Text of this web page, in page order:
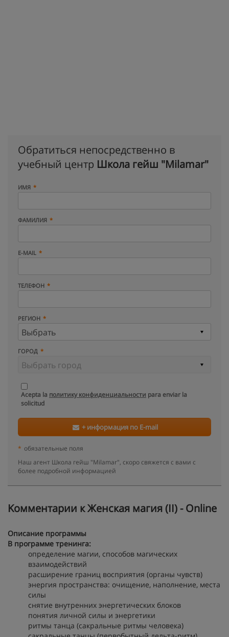
Обратиться непосредственно в
учебный центр Школа гейш "Milamar"
ИМЯ
ФАМИЛИЯ
E-MAIL
ТЕЛЕФОН
РЕГИОН
ГОРОД
Acepta la политику конфиденциальности para enviar la
solicitud
+ информация по E-mail
* обязательные поля
Наш агент Школа гейш "Milamar", скоро свяжется с вами с
более подробной информацией
Kомментарии к Женская магия (II) - Online
Описание программы
В программе тренинга:
определение магии, способов магических
взаимодействий
расширение границ восприятия (органы чувств)
энергия пространства: очищение, наполнение, места
силы
снятие внутренних энергетических блоков
понятия личной силы и энергетики
ритмы танца (сакральные ритмы человека)